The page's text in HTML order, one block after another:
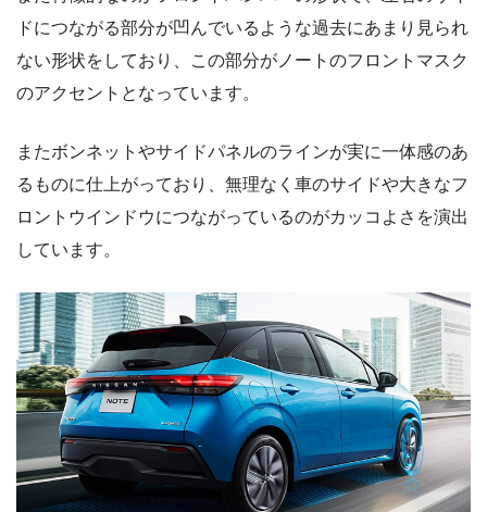
ドにつながる部分が凹んでいるような過去にあまり見られ
ない形状をしており、この部分がノートのフロントマスク
のアクセントとなっています。
またボンネットやサイドパネルのラインが実に一体感のあ
るものに仕上がっており、無理なく車のサイドや大きなフ
ロントウインドウにつながっているのがカッコよさを演出
しています。